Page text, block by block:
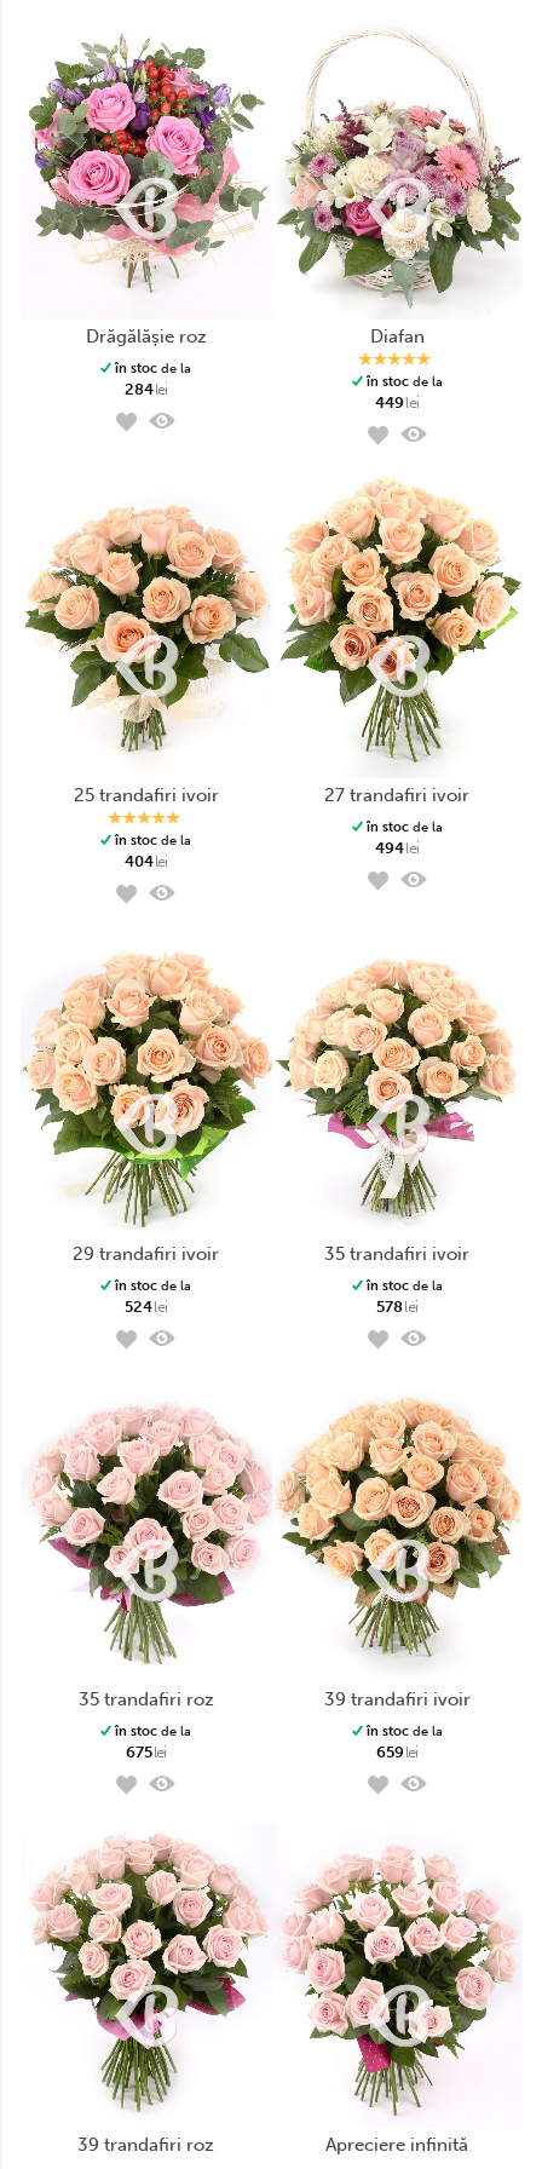
drăgălășie roz
în stoc de la
284lei
diafan
în stocde la
449lei
25 trandafiri ivoir
în stoc de la
404lei
27 trandafiri ivoir
în stocde la
494lei
29 trandafiri ivoir
în stoc de la
524lei
35 trandafiri ivoir
în stocde la
578lei
35 trandafiri roz
în stoc de la
675lei
39 trandafiri ivoir
în stocde la
659lei
39 trandafiri roz apreciere infinită